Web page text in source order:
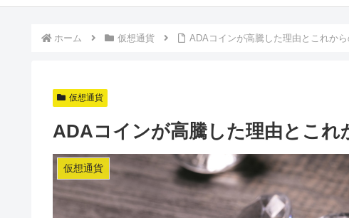
ホーム 仮想通貨 ADAコインが高騰した理由とこれか
仮想通貨
ADAコインが高騰した理由とこれ
仮想通貨